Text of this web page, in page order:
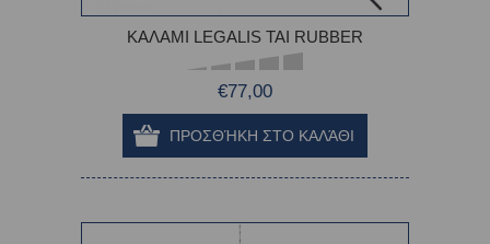
ΚΑΛΑΜΙ LEGALIS TAI RUBBER
€77,00